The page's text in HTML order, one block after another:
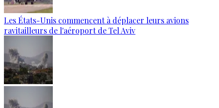
Les États-Unis commencent à déplacer leurs avions
ravitailleurs de l'aéroport de Tel Aviv